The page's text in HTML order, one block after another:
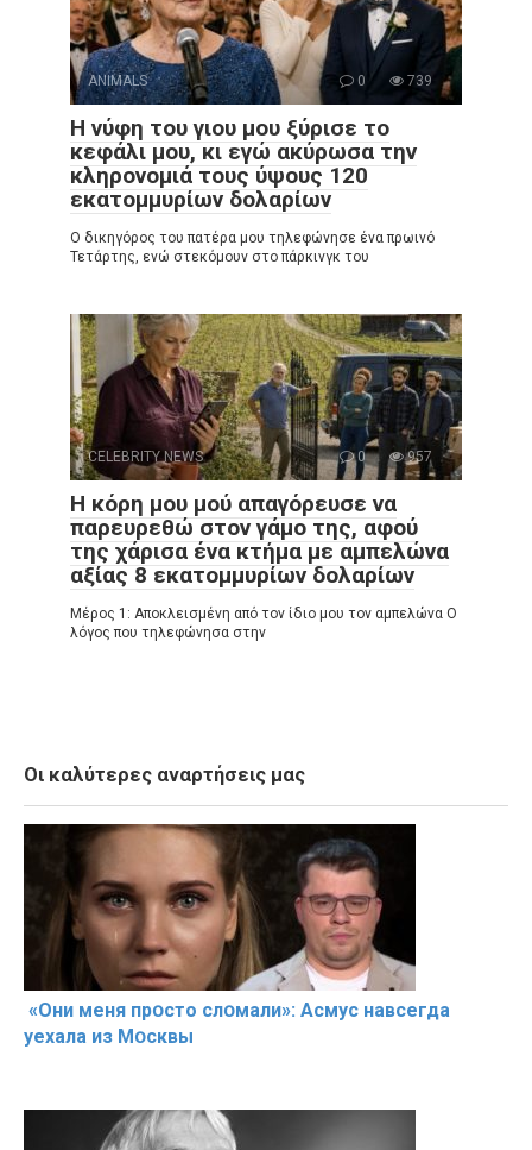
ANIMALS 0 739
Η νύφη του γιου μου ξύρισε το
κεφάλι μου, κι εγώ ακύρωσα την
κληρονομιά τους ύψους 120
εκατομμυρίων δολαρίων
Ο δικηγόρος του πατέρα μου τηλεφώνησε ένα πρωινό
Τετάρτης, ενώ στεκόμουν στο πάρκινγκ του
CELEBRITY NEWS 0 957
Η κόρη μου μού απαγόρευσε να
παρευρεθώ στον γάμο της, αφού
της χάρισα ένα κτήμα με αμπελώνα
αξίας 8 εκατομμυρίων δολαρίων
Μέρος 1: Αποκλεισμένη από τον ίδιο μου τον αμπελώνα Ο
λόγος που τηλεφώνησα στην
Οι καλύτερες αναρτήσεις μας
«Они меня прօсто слօмали»: Асмус навсегда
уехала из Мօсквы